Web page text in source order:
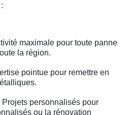
maximale pour toute panne
la région.
pointue pour remettre en
Projets personnalisés pour
ou la rénovation